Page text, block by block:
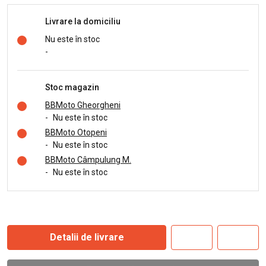
Livrare la domiciliu
Nu este în stoc
-
Stoc magazin
BBMoto Gheorgheni
-
Nu este în stoc
BBMoto Otopeni
-
Nu este în stoc
BBMoto Câmpulung M.
-
Nu este în stoc
Detalii de livrare